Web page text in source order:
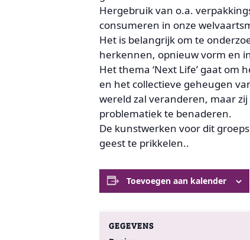
Hergebruik van o.a.
consumeren in onze
Het is belangrijk om te
herkennen, opnieuw vorm en
Het thema ‘Next Life’ gaat om
en het collectieve geheugen
wereld zal veranderen, maar
problematiek te benaderen.
De kunstwerken voor dit
geest te prikkelen..
Toevoegen aan kalender
GEGEVENS